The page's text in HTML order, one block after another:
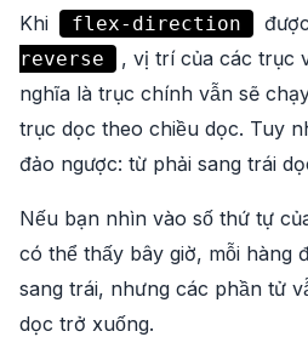
Khi flex-direction
reverse
, vị trí của các trục
nghĩa là trục chính vẫn sẽ
trục dọc theo chiều dọc. Tuy
đảo ngược: từ phải sang trái
Nếu bạn nhìn vào số thứ tự
có thể thấy bây giờ, mỗi hàng
sang trái, nhưng các phần tử
dọc trở xuống.